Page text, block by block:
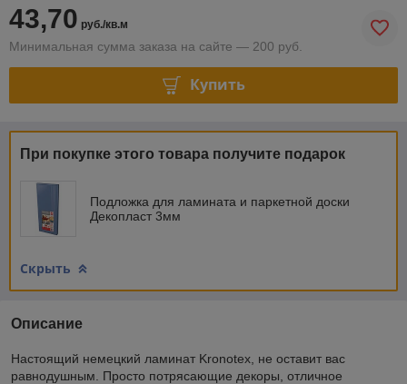
43,70 руб./кв.м
Минимальная сумма заказа на сайте — 200 руб.
Купить
При покупке этого товара получите подарок
Подложка для ламината и паркетной доски
Декопласт 3мм
Скрыть
Описание
Настоящий немецкий ламинат Kronotex, не оставит вас
равнодушным. Просто потрясающие декоры, отличное